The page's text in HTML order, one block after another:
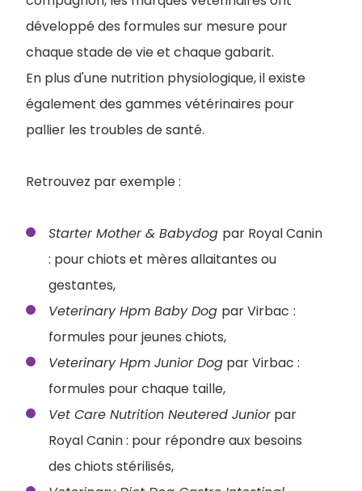
développé des formules sur mesure pour
chaque stade de vie et chaque gabarit.
En plus d'une nutrition physiologique, il existe
également des gammes vétérinaires pour
pallier les troubles de santé.
Retrouvez par exemple :
Starter Mother & Babydog par Royal Canin
: pour chiots et mères allaitantes ou
gestantes,
Veterinary Hpm Baby Dog par Virbac :
formules pour jeunes chiots,
Veterinary Hpm Junior Dog par Virbac :
formules pour chaque taille,
Vet Care Nutrition Neutered Juniorpar
Royal Canin : pour répondre aux besoins
des chiots stérilisés,